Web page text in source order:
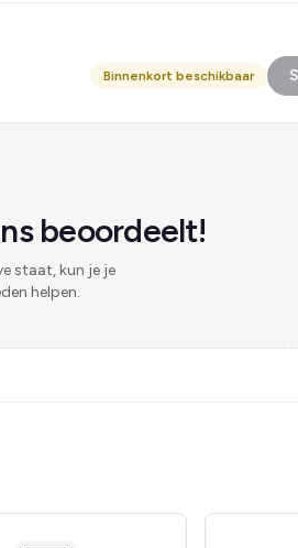
Binnenkort beschikbaar
beoordeelt!
staat, kun je je
helpen.